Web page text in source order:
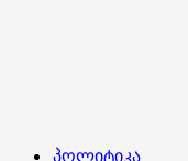
Primaryპოლიტიკა